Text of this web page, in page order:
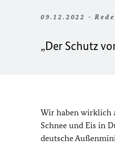
09.12.2022 - Rede
„Der Schutz
Wir haben wirklich
Schnee und Eis in
deutsche